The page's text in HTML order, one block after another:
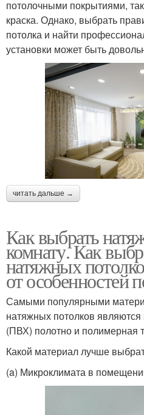
потолочными покрытиями,
краска. Однако, выбрать
потолка и найти
установки может быть
читать дальше →
Как выбрать
комнату. Как
натяжных
от особенностей
Самыми популярными
натяжных потолков
(ПВХ) полотно и полимерная
Какой материал лучше
(a) Микроклимата в